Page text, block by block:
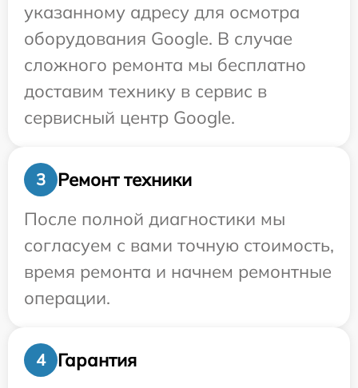
указанному адресу для осмотра
оборудования Google. В случае
сложного ремонта мы бесплатно
доставим технику в сервис в
сервисный центр Google.
3
Ремонт техники
После полной диагностики мы
согласуем с вами точную стоимость,
время ремонта и начнем ремонтные
операции.
4 Гарантия